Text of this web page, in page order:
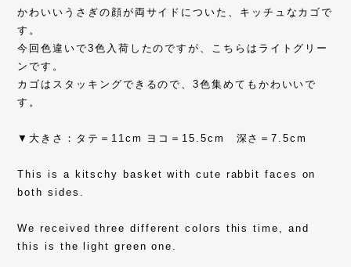
かわいいうさぎの顔が両サイドについた、キッチュなカゴで
す。
今回色違いで3色入荷したのですが、こちらはライトグリー
ンです。
カゴはスタッキングできるので、3色集めてもかわいいで
す。
▼大きさ：タテ＝11cm ヨコ＝15.5cm 深さ＝7.5cm
This is a kitschy basket with cute rabbit faces on
both sides.
We received three different colors this time, and
this is the light green one.